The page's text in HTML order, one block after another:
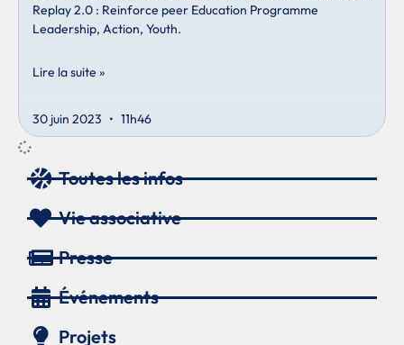
Replay 2.0 : Reinforce peer Education Programme
Leadership, Action, Youth.
Lire la suite »
30 juin 2023 11h46
Toutes les infos
Vie associative
Presse
Événements
Projets